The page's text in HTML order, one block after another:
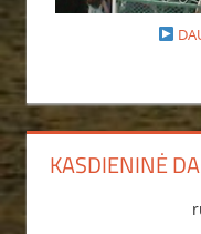
KASDIENINĖ